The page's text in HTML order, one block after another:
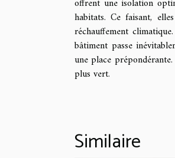
offrent une isolation
habitats. Ce faisant,
réchauffement
bâtiment passe
une place
plus vert.
Similaire